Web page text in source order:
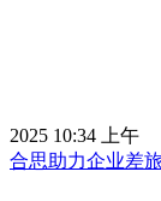
2025 10:34 上午
合思助力企业差